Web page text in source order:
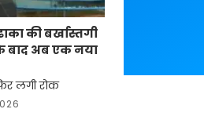
की बर्खास्तगी
बाद अब एक नया
लगी रोक